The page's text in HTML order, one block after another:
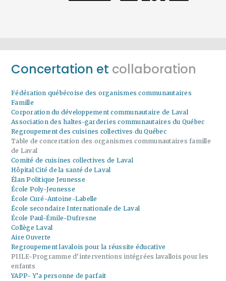
Concertation et collaboration
Fédération québécoise des organismes communautaires
Famille
Corporation du développement communautaire de Laval
Association des haltes-garderies communautaires du Québec
Regroupement des cuisines collectives du Québec
Table de concertation des organismes communautaires famille
de Laval
Comité de cuisines collectives de Laval
Hôpital Cité de la santé de Laval
Élan Politique Jeunesse
École Poly-Jeunesse
École Curé-Antoine-Labelle
École secondaire Internationale de Laval
École Paul-Émile-Dufresne
Collège Laval
Aire Ouverte
Regroupement lavalois pour la réussite éducative
PIILE-Programme d’interventions intégrées lavallois pour les
enfants
YAPP- Y’a personne de parfait